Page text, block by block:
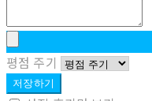
평점 주기
저장하기